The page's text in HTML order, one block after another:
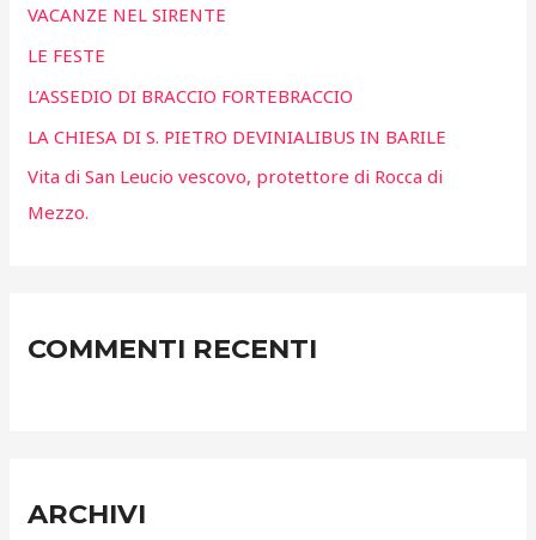
p
e
r
:
VACANZE NEL SIRENTE
LE FESTE
L’ASSEDIO DI BRACCIO FORTEBRACCIO
LA CHIESA DI S. PIETRO DEVINIALIBUS IN BARILE
Vita di San Leucio vescovo, protettore di Rocca di
Mezzo.
COMMENTI RECENTI
ARCHIVI